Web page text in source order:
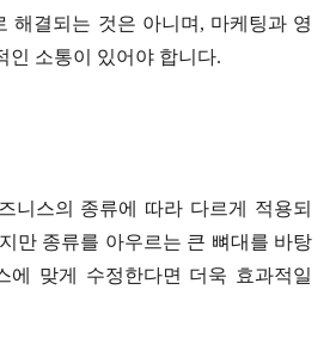
해결되는 것은 아니며, 마케팅과 영
인 소통이 있어야 합니다.
니스의 종류에 따라 다르게 적용되
만 종류를 아우르는 큰 뼈대를 바탕
에 맞게 수정한다면 더욱 효과적일